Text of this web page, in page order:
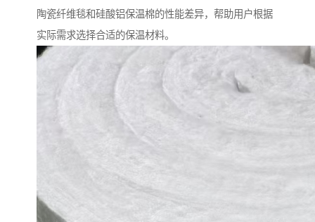
陶瓷纤维毯和硅酸铝保温棉的性能差异，帮助用户根据
实际需求选择合适的保温材料。